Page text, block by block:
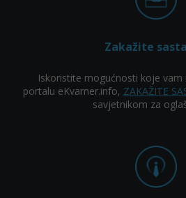
Zakažite
Iskoristite mogućnosti koje vam
portalu eKvarner.info, ZAKAŽITE
savjetnikom za